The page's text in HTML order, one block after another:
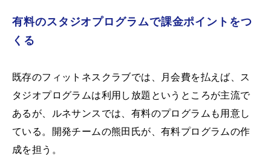
有料のスタジオプログラムで課金ポイントをつ
くる
既存のフィットネスクラブでは、月会費を払えば、ス
タジオプログラムは利用し放題というところが主流で
あるが、ルネサンスでは、有料のプログラムも用意し
ている。開発チームの熊田氏が、有料プログラムの作
成を担う。